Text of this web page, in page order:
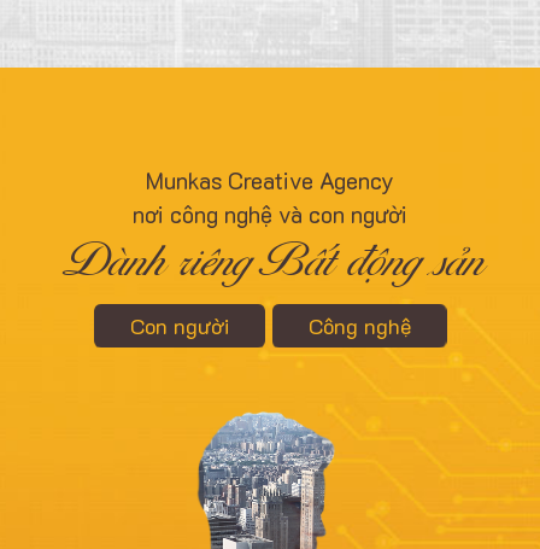
Munkas Creative Agency
nơi công nghệ và con người
Dành riêng Bất động sản
Con người Công nghệ